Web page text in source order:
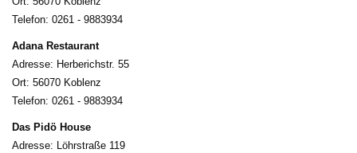
Telefon: 0261 - 9883934
Adana Restaurant
Adresse: Herberichstr. 55
Ort: 56070 Koblenz
Telefon: 0261 - 9883934
Das Pidö House
Adresse: Löhrstraße 119